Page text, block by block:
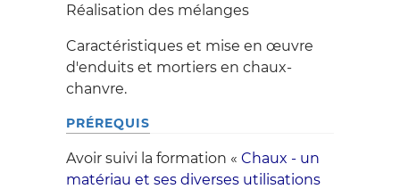
Réalisation des mélanges
Caractéristiques et mise en œuvre
d'enduits et mortiers en chaux-
chanvre.
PRÉREQUIS
Avoir suivi la formation « Chaux - un
matériau et ses diverses utilisations
L'AGENDA DU
PATRIMOINE
PRESSE
CONTACT